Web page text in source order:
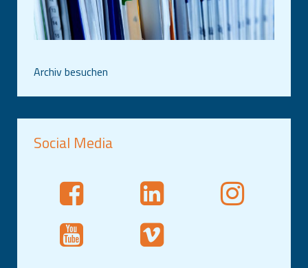
Archiv besuchen
Social Media